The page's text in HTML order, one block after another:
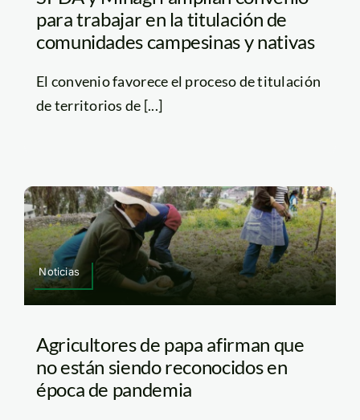
para trabajar en la titulación de
comunidades campesinas y nativas
El convenio favorece el proceso de titulación
de territorios de [...]
Noticias
Agricultores de papa afirman que
no están siendo reconocidos en
época de pandemia